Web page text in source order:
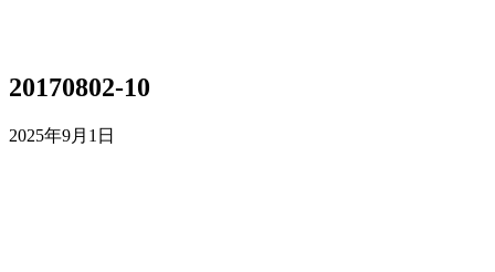
20170802-10
2025年9月1日